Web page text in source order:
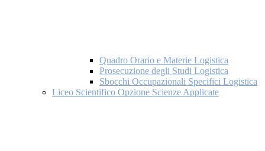
Quadro Orario e Materie Logistica
Prosecuzione degli Studi Logistica
Sbocchi Occupazionali Specifici Logistica
Liceo Scientifico Opzione Scienze Applicate